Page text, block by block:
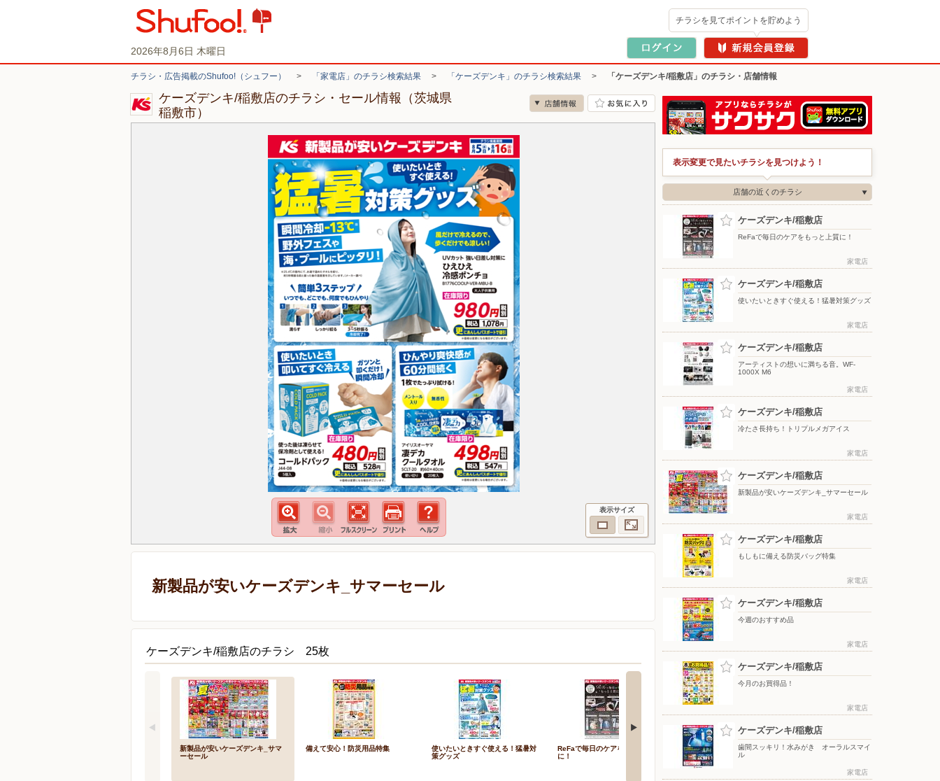
2026年8月6日 木曜日
チラシを見てポイントを貯めよう
チラシ・広告掲載のShufoo!（シュフー） > 「家電店」のチラシ検索結果 > 「ケーズデンキ」のチラシ検索結果 > 「ケーズデンキ/稲敷店」のチラシ・店舗情報
ケーズデンキ/稲敷店のチラシ・セール情報（茨城県
稲敷市）
表示サイズ
新製品が安いケーズデンキ_サマーセール
ケーズデンキ/稲敷店のチラシ 25枚
新製品が安いケーズデンキ_サマ
ーセール
備えて安心！防災用品特集
使いたいときすぐ使える！猛暑対
策グッズ
ReFaで毎日のケアをもっと上質
に！
アーティストの想いに満ちる音。
WF-1000X M6
冷たさ長持ち！トリプルメガアイ
表示変更で見たいチラシを見つけよう！
店舗の近くのチラシ
ケーズデンキ/稲敷店
ReFaで毎日のケアをもっと上質に！
家電店
ケーズデンキ/稲敷店
使いたいときすぐ使える！猛暑対策グッズ
家電店
ケーズデンキ/稲敷店
アーティストの想いに満ちる音。WF-
1000X M6
家電店
ケーズデンキ/稲敷店
冷たさ長持ち！トリプルメガアイス
家電店
ケーズデンキ/稲敷店
新製品が安いケーズデンキ_サマーセール
家電店
ケーズデンキ/稲敷店
もしもに備える防災バッグ特集
家電店
ケーズデンキ/稲敷店
今週のおすすめ品
家電店
ケーズデンキ/稲敷店
今月のお買得品！
家電店
ケーズデンキ/稲敷店
歯間スッキリ！水みがき オーラルスマイ
ル
家電店